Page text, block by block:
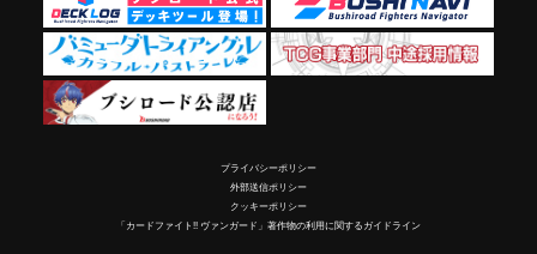
プライバシーポリシー
外部送信ポリシー
クッキーポリシー
「カードファイト!! ヴァンガード」著作物の利用に関するガイドライン